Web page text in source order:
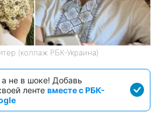
(коллаж РБК-Украина)
не в шоке! Добавь
ленте вместе с РБК-